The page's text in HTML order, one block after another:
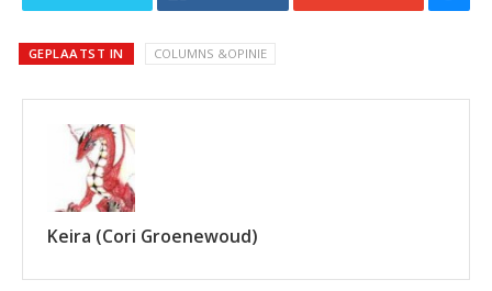
GEPLAATST IN COLUMNS &OPINIE
Keira (Cori Groenewoud)